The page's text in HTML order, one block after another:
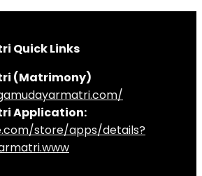
Quick Links
(Matrimony)
Application:
store/apps/details?